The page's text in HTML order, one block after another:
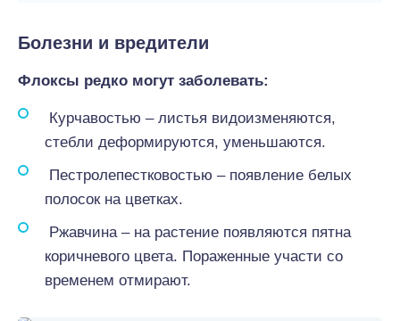
Болезни и вредители
Флоксы редко могут заболевать:
Курчавостью – листья видоизменяются,
стебли деформируются, уменьшаются.
Пестролепестковостью – появление белых
полосок на цветках.
Ржавчина – на растение появляются пятна
коричневого цвета. Пораженные участи со
временем отмирают.